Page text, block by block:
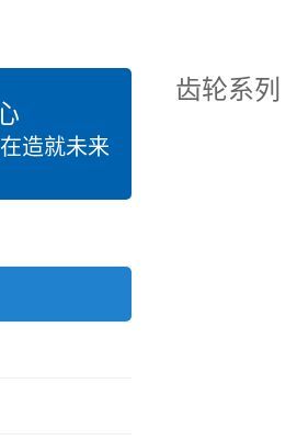
造就未来
齿轮系列